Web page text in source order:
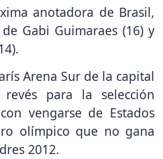
anotadora de Brasil,
Gabi Guimaraes (16) y
Arena Sur de la capital
para la selección
vengarse de Estados
olímpico que no gana
2012.